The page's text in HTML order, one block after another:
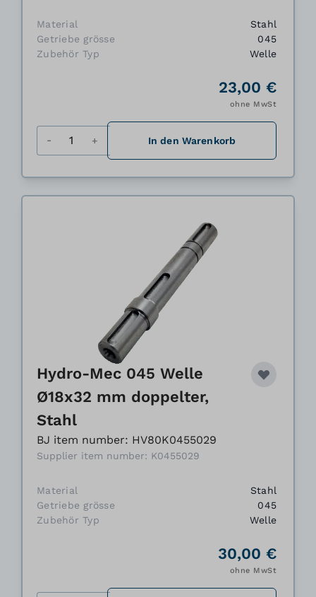
Material
Stahl
Getriebe grösse
045
Zubehör Typ
Welle
23,00 €
ohne MwSt
In den Warenkorb
Hydro-Mec 045 Welle
Ø18x32 mm doppelter,
Stahl
BJ item number: HV80K0455029
Supplier item number: K0455029
Material
Stahl
Getriebe grösse
045
Zubehör Typ
Welle
30,00 €
ohne MwSt